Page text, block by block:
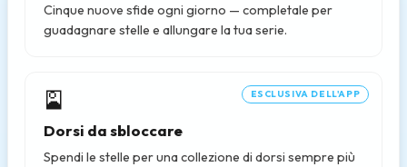
Cinque nuove sfide ogni giorno — completale per
guadagnare stelle e allungare la tua serie.
ESCLUSIVA DELL'APP
🎴
Dorsi da sbloccare
Spendi le stelle per una collezione di dorsi sempre più